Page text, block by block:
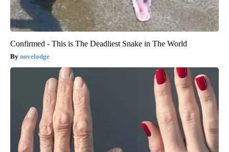
Confirmed - This is The Deadliest Snake in The World
novelodge